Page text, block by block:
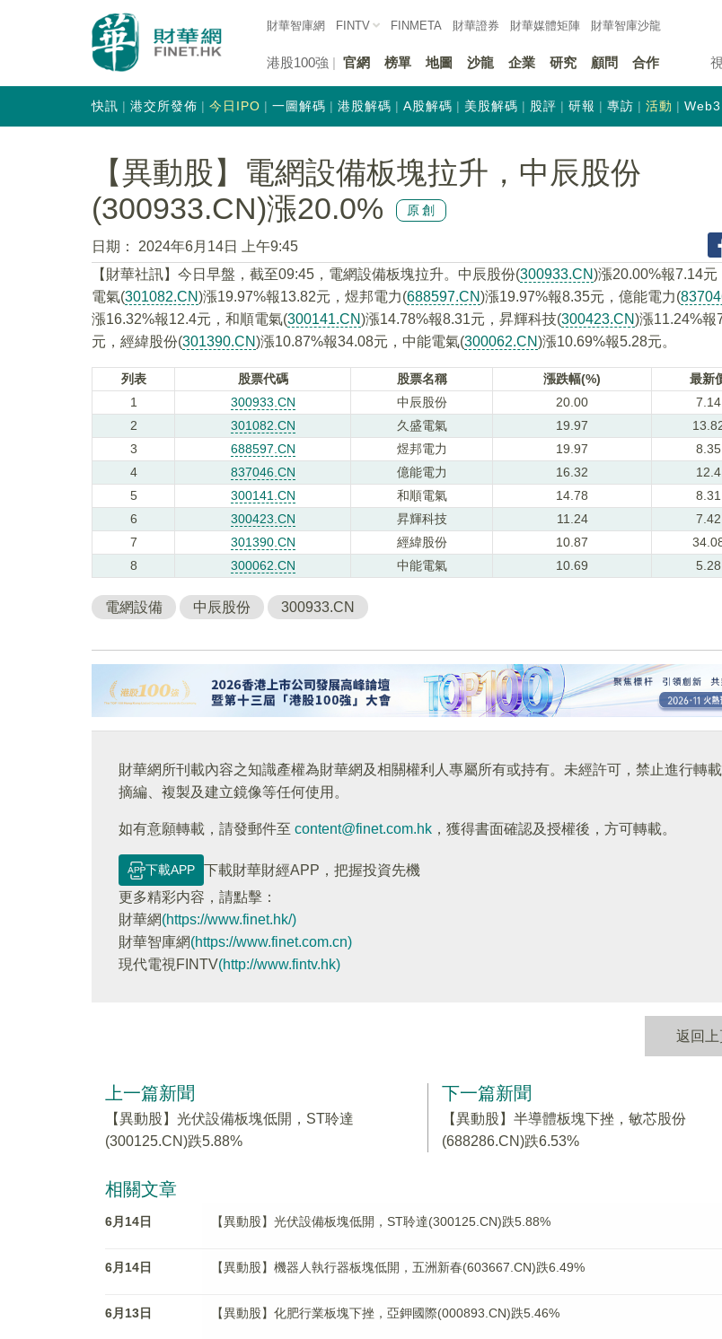
財華智庫網 FINTV FINMETA 財華證券 財華媒體矩陣 財華智庫沙龍
港股100強 官網 榜單 地圖 沙龍 企業 研究 顧問 合作
快訊 港交所發佈 今日IPO 一圖解碼 港股解碼 A股解碼 美股解碼 股評 研報 專訪 活動
【異動股】電網設備板塊拉升，中辰股份
(300933.CN)漲20.0%
原創
日期：
2024年6月14日 上午9:45
【財華社訊】今日早盤，截至09:45，電網設備板塊拉升。中辰股份(300933.CN)漲20.00%報7.14元
電氣(301082.CN)漲19.97%報13.82元，煜邦電力(688597.CN)漲19.97%報8.35元，億能電力(
漲16.32%報12.4元，和順電氣(300141.CN)漲14.78%報8.31元，昇輝科技(300423.CN)漲11.24%報
元，經緯股份(301390.CN)漲10.87%報34.08元，中能電氣(300062.CN)漲10.69%報5.28元。
列表 股票代碼 股票名稱 漲跌幅(%)
最新
1
300933.CN 中辰股份 20.00
7.14
2
301082.CN 久盛電氣 19.97
3
688597.CN 煜邦電力 19.97
8.35
4
837046.CN 億能電力 16.32
12.4
5
300141.CN 和順電氣 14.78
8.31
6
300423.CN 昇輝科技 11.24
7.42
7
301390.CN 經緯股份 10.87
8
300062.CN 中能電氣 10.69 5.28
電網設備 中辰股份 300933.CN
財華網所刊載內容之知識產權為財華網及相關權利人專屬所有或持有。未經許可，禁止進行轉載
摘編、複製及建立鏡像等任何使用。
如有意願轉載，請發郵件至 content@finet.com.hk ，獲得書面確認及授權後，方可轉載。
下載APP
下載財華財經APP，把握投資先機
更多精彩内容，請點擊：
財華網(https://www.finet.hk/)
財華智庫網(https://www.finet.com.cn)
現代電視FINTV(http://www.fintv.hk)
返回上
上一篇新聞
【異動股】光伏設備板塊低開，ST聆達
(300125.CN)跌5.88%
下一篇新聞
【異動股】半導體板塊下挫，敏芯股份
(688286.CN)跌6.53%
相關文章
6月14日 【異動股】光伏設備板塊低開，ST聆達(300125.CN)跌5.88%
6月14日 【異動股】機器人執行器板塊低開，五洲新春(603667.CN)跌6.49%
6月13日 【異動股】化肥行業板塊下挫，亞鉀國際(000893.CN)跌5.46%